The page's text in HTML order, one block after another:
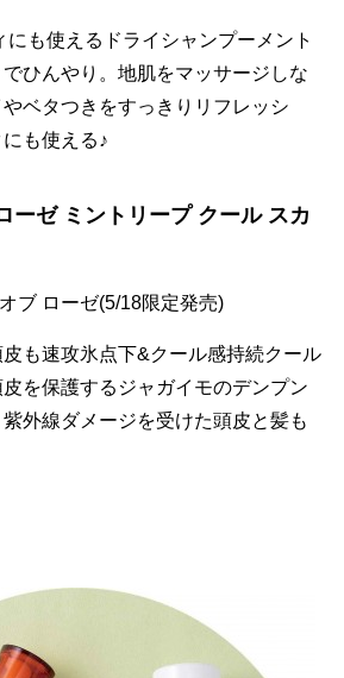
にも使えるドライシャンプーメント
ひんやり。地肌をマッサージしな
ベタつきをすっきりリフレッシ
も使える♪
ーゼ ミントリープ クール スカ
ブ ローゼ(5/18限定発売)
も速攻氷点下&クール感持続クール
を保護するジャガイモのデンプン
外線ダメージを受けた頭皮と髪も